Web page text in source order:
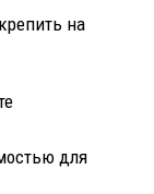
на
для